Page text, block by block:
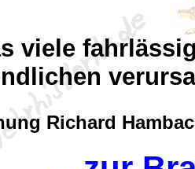
viele
Richard